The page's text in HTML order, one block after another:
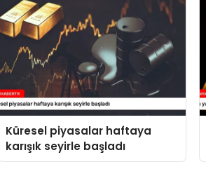
Küresel piyasalar haftaya
karışık seyirle başladı